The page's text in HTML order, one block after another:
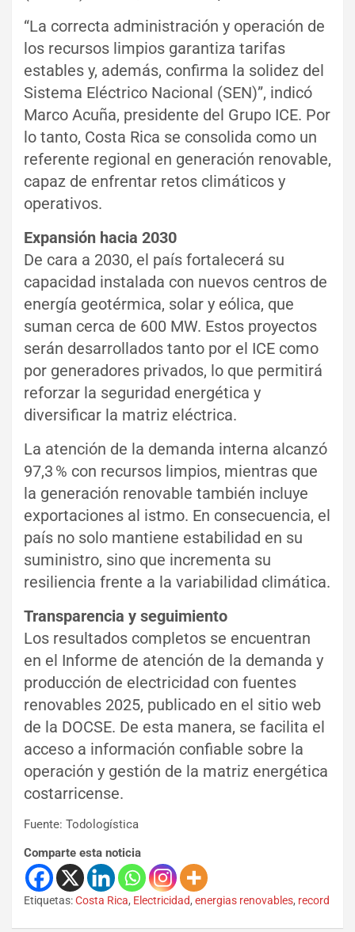
“La correcta administración y operación de
los recursos limpios garantiza tarifas
estables y, además, confirma la solidez del
Sistema Eléctrico Nacional (SEN)”, indicó
Marco Acuña, presidente del Grupo ICE. Por
lo tanto, Costa Rica se consolida como un
referente regional en generación renovable,
capaz de enfrentar retos climáticos y
operativos.
Expansión hacia 2030
De cara a 2030, el país fortalecerá su
capacidad instalada con nuevos centros de
energía geotérmica, solar y eólica, que
suman cerca de 600 MW. Estos proyectos
serán desarrollados tanto por el ICE como
por generadores privados, lo que permitirá
reforzar la seguridad energética y
diversificar la matriz eléctrica.
La atención de la demanda interna alcanzó
97,3 % con recursos limpios, mientras que
la generación renovable también incluye
exportaciones al istmo. En consecuencia, el
país no solo mantiene estabilidad en su
suministro, sino que incrementa su
resiliencia frente a la variabilidad climática.
Transparencia y seguimiento
Los resultados completos se encuentran
en el Informe de atención de la demanda y
producción de electricidad con fuentes
renovables 2025, publicado en el sitio web
de la DOCSE. De esta manera, se facilita el
acceso a información confiable sobre la
operación y gestión de la matriz energética
costarricense.
Fuente: Todologística
Comparte esta noticia
Etiquetas:Costa Rica, Electricidad, energias renovables, record